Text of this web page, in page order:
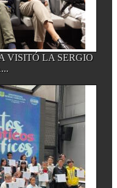
VISITÓ LA SERGIO